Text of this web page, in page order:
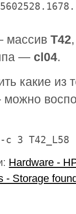
массивT42
— cl04.
какие из
3 T42_L58
Hardware -
- Storage